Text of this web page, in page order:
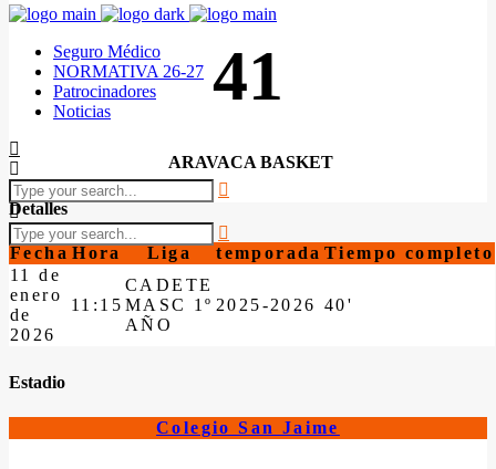
Seguro Médico
NORMATIVA 26-27
Patrocinadores
Noticias
41
ARAVACA BASKET
Detalles
Fecha Hora Liga temporada Tiempo completo
11 de
enero
de
2026
11:15
CADETE
MASC 1º
AÑO
2025-2026 40'
Estadio
Colegio San Jaime